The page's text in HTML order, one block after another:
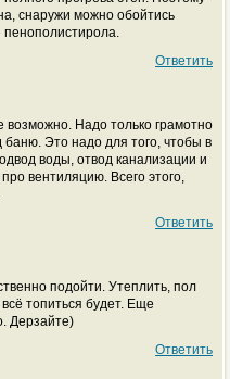
снаружи можно обойтись
пенополистирола.
Ответить
возможно. Надо только грамотно
баню. Это надо для того, чтобы в
воды, отвод канализации и
вентиляцию. Всего этого,
Ответить
подойти. Утеплить, пол
топиться будет. Еще
Дерзайте)
Ответить